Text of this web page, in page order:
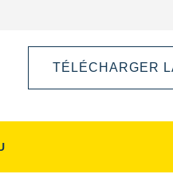
TÉLÉCHARGER